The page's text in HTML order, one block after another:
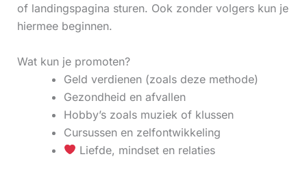
of landingspagina sturen. Ook zonder volgers kun je
hiermee beginnen.
Wat kun je promoten?
Geld verdienen (zoals deze methode)
Gezondheid en afvallen
Hobby’s zoals muziek of klussen
Cursussen en zelfontwikkeling
Liefde, mindset en relaties